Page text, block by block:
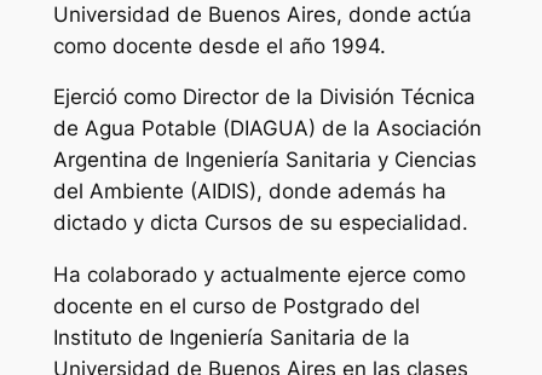
Universidad de Buenos Aires, donde actúa
como docente desde el año 1994.
Ejerció como Director de la División Técnica
de Agua Potable (DIAGUA) de la Asociación
Argentina de Ingeniería Sanitaria y Ciencias
del Ambiente (AIDIS), donde además ha
dictado y dicta Cursos de su especialidad.
Ha colaborado y actualmente ejerce como
docente en el curso de Postgrado del
Instituto de Ingeniería Sanitaria de la
Universidad de Buenos Aires en las clases